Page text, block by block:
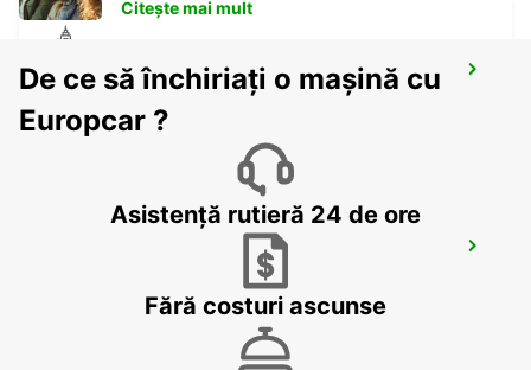
AUBAGNE
Citește mai mult
De ce să închiriați o mașină cu
Europcar ?
Asistență rutieră 24 de ore
Fără costuri ascunse